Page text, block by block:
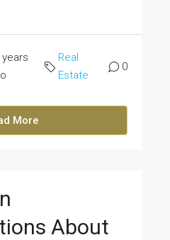
years
Real
Estate
0
More
About